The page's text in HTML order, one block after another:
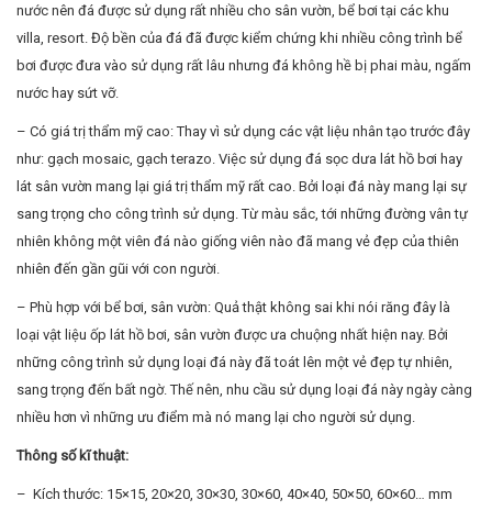
nước nên đá được sử dụng rất nhiều cho sân vườn, bể bơi tại các khu
villa, resort. Độ bền của đá đã được kiểm chứng khi nhiều công trình bể
bơi được đưa vào sử dụng rất lâu nhưng đá không hề bị phai màu, ngấm
nước hay sứt vỡ.
– Có giá trị thẩm mỹ cao: Thay vì sử dụng các vật liệu nhân tạo trước đây
như: gạch mosaic, gạch terazo. Việc sử dụng đá sọc dưa lát hồ bơi hay
lát sân vườn mang lại giá trị thẩm mỹ rất cao. Bởi loại đá này mang lại sự
sang trọng cho công trình sử dụng. Từ màu sắc, tới những đường vân tự
nhiên không một viên đá nào giống viên nào đã mang vẻ đẹp của thiên
nhiên đến gần gũi với con người.
– Phù hợp với bể bơi, sân vườn: Quả thật không sai khi nói răng đây là
loại vật liệu ốp lát hồ bơi, sân vườn được ưa chuộng nhất hiện nay. Bởi
những công trình sử dụng loại đá này đã toát lên một vẻ đẹp tự nhiên,
sang trọng đến bất ngờ. Thế nên, nhu cầu sử dụng loại đá này ngày càng
nhiều hơn vì những ưu điểm mà nó mang lại cho người sử dụng.
Thông số kĩ thuật:
– Kích thước: 15×15, 20×20, 30×30, 30×60, 40×40, 50×50, 60×60… mm